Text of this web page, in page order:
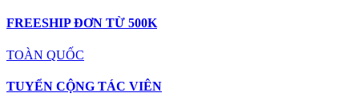
FREESHIP ĐƠN TỪ 500K
TOÀN QUỐC
TUYỂN CỘNG TÁC VIÊN